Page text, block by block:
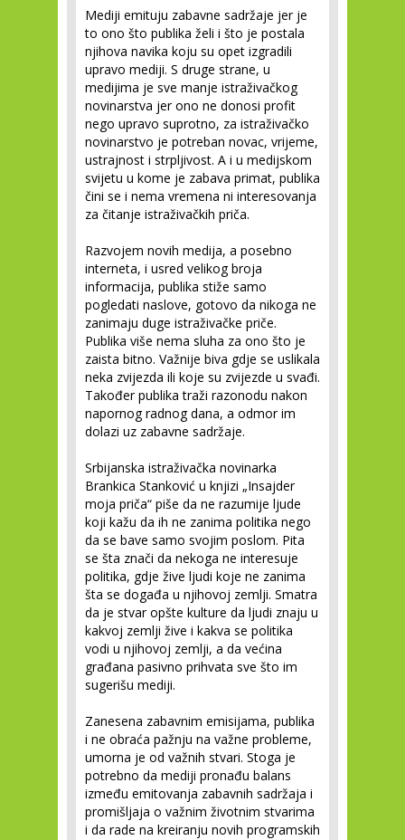
Mediji emituju zabavne sadržaje jer je
to ono što publika želi i što je postala
njihova navika koju su opet izgradili
upravo mediji. S druge strane, u
medijima je sve manje istraživačkog
novinarstva jer ono ne donosi profit
nego upravo suprotno, za istraživačko
novinarstvo je potreban novac, vrijeme,
ustrajnost i strpljivost. A i u medijskom
svijetu u kome je zabava primat, publika
čini se i nema vremena ni interesovanja
za čitanje istraživačkih priča.
Razvojem novih medija, a posebno
interneta, i usred velikog broja
informacija, publika stiže samo
pogledati naslove, gotovo da nikoga ne
zanimaju duge istraživačke priče.
Publika više nema sluha za ono što je
zaista bitno. Važnije biva gdje se uslikala
neka zvijezda ili koje su zvijezde u svađi.
Također publika traži razonodu nakon
napornog radnog dana, a odmor im
dolazi uz zabavne sadržaje.
Srbijanska istraživačka novinarka
Brankica Stanković u knjizi „Insajder
moja priča“ piše da ne razumije ljude
koji kažu da ih ne zanima politika nego
da se bave samo svojim poslom. Pita
se šta znači da nekoga ne interesuje
politika, gdje žive ljudi koje ne zanima
šta se događa u njihovoj zemlji. Smatra
da je stvar opšte kulture da ljudi znaju u
kakvoj zemlji žive i kakva se politika
vodi u njihovoj zemlji, a da većina
građana pasivno prihvata sve što im
sugerišu mediji.
Zanesena zabavnim emisijama, publika
i ne obraća pažnju na važne probleme,
umorna je od važnih stvari. Stoga je
potrebno da mediji pronađu balans
između emitovanja zabavnih sadržaja i
promišljaja o važnim životnim stvarima
i da rade na kreiranju novih programskih